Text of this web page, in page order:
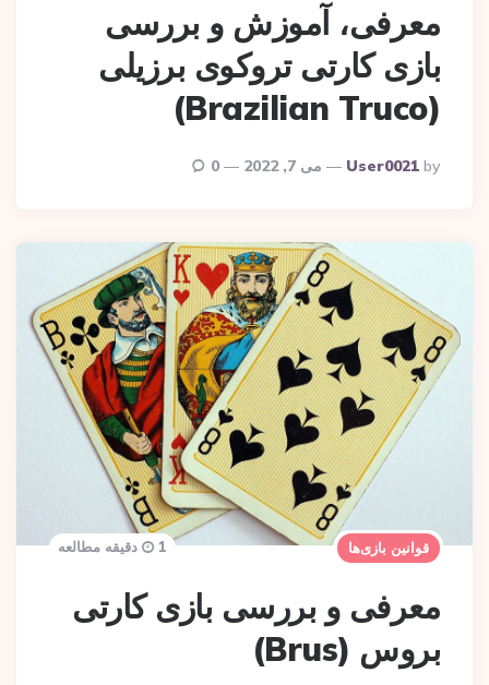
معرفی، آموزش و بررسی
بازی کارتی تروکوی برزیلی
(Brazilian Truco)
Posted
By
By
User0021 می 7, 2022 0
قوانین بازی‌ها
معرفی و بررسی بازی کارتی
بروس (Brus)
1 دقیقه مطالعه